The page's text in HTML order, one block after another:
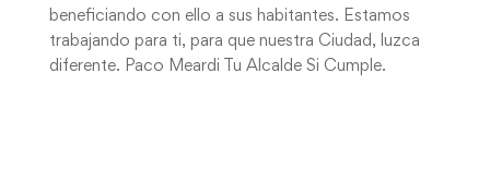
beneficiando con ello a sus habitantes. Estamos
trabajando para ti, para que nuestra Ciudad, luzca
diferente. Paco Meardi Tu Alcalde Si Cumple.